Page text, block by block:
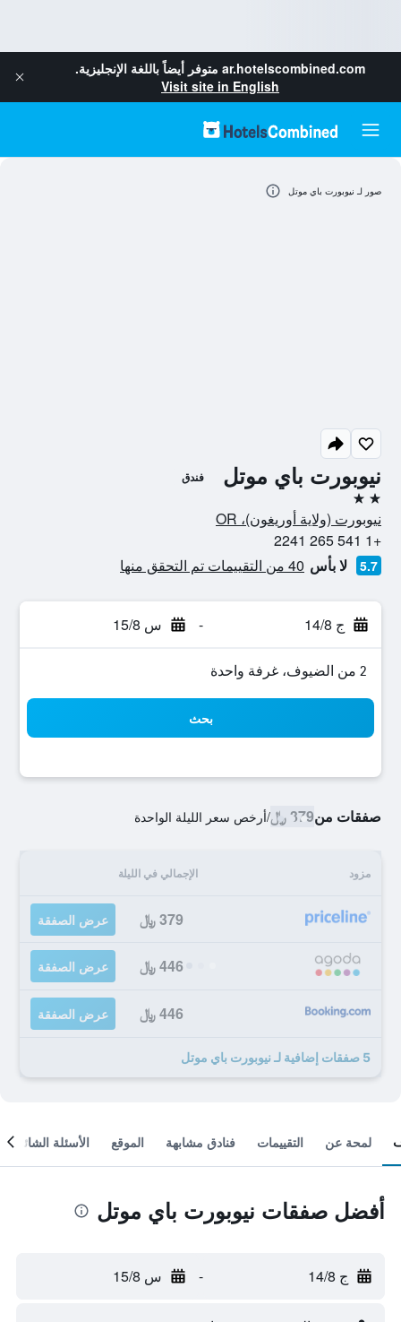
ar.hotelscombined.com متوفر أيضاً باللغة الإنجليزية.
Visit site in English
نيوبورت باي موتل فندق
2 نجمتين
نيوبورت (ولاية أوريغون)، OR
+1 541 265 2241
5.7 لا بأس 40 من التقييمات تم التحقق منها
ج 14/8 - س 15/8
2 من الضيوف، غرفة واحدة
بحث
صفقات من379 ﷼ /أرخص سعر الليلة الواحدة
مزود الإجمالي في الليلة
379 ﷼ عرض الصفقة
446 ﷼ عرض الصفقة
446 ﷼ عرض الصفقة
5 صفقات إضافية لـ نيوبورت باي موتل
صور لـ نيوبورت باي موتل
لمحة عن التقييمات فنادق مشابهة الموقع الأسئلة الشائعة
أفضل صفقات نيوبورت باي موتل
ج 14/8 - س 15/8